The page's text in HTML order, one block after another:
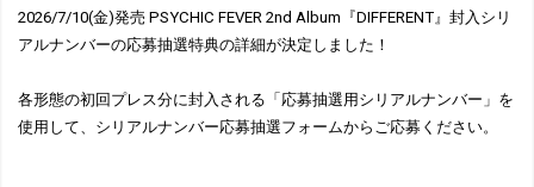
2026/7/10(金)発売 PSYCHIC FEVER 2nd Album『DIFFERENT』封入シリ
アルナンバーの応募抽選特典の詳細が決定しました！
各形態の初回プレス分に封入される「応募抽選用シリアルナンバー」を
使用して、シリアルナンバー応募抽選フォームからご応募ください。